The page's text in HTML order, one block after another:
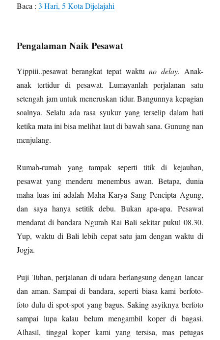
Baca :3 Hari, 5 Kota Dijelajahi
Pengalaman Naik Pesawat
Yippiii..pesawat berangkat tepat waktuno delay. Anak-
anak tertidur di pesawat. Lumayanlah perjalanan satu
setengah jam untuk meneruskan tidur. Bangunnya kepagian
soalnya. Selalu ada rasa syukur yang terselip dalam hati
ketika mata ini bisa melihat laut di bawah sana. Gunung nan
menjulang.
Rumah-rumah yang tampak seperti titik di kejauhan,
pesawat yang menderu menembus awan. Betapa, dunia
maha luas ini adalah Maha Karya Sang Pencipta Agung,
dan saya hanya setitik debu. Bukan apa-apa. Pesawat
mendarat di bandara Ngurah Rai Bali sekitar pukul 08.30.
Yup, waktu di Bali lebih cepat satu jam dengan waktu di
Jogja.
Puji Tuhan, perjalanan di udara berlangsung dengan lancar
dan aman. Sampai di bandara, seperti biasa kami berfoto-
foto dulu di spot-spot yang bagus. Saking asyiknya berfoto
sampai lupa kalau belum mengambil koper di bagasi.
Alhasil, tinggal koper kami yang tersisa, mas petugas